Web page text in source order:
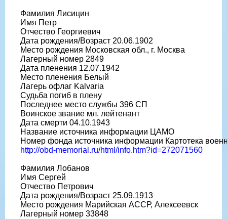
Фамилия Лисицин
Имя Петр
Отчество Георгиевич
Дата рождения/Возраст 20.06.1902
Место рождения Московская обл., г. Москва
Лагерный номер 2849
Дата пленения 12.07.1942
Место пленения Белый
Лагерь офлаг Kalvaria
Судьба погиб в плену
Последнее место службы 396 СП
Воинское звание мл. лейтенант
Дата смерти 04.10.1943
Название источника информации ЦАМО
Номер фонда источника информации Картотека
http://obd-memorial.ru/html/info.htm?id=272071560
Фамилия Лобанов
Имя Сергей
Отчество Петрович
Дата рождения/Возраст 25.09.1913
Место рождения Марийская АССР, Алексеевск
Лагерный номер 33848